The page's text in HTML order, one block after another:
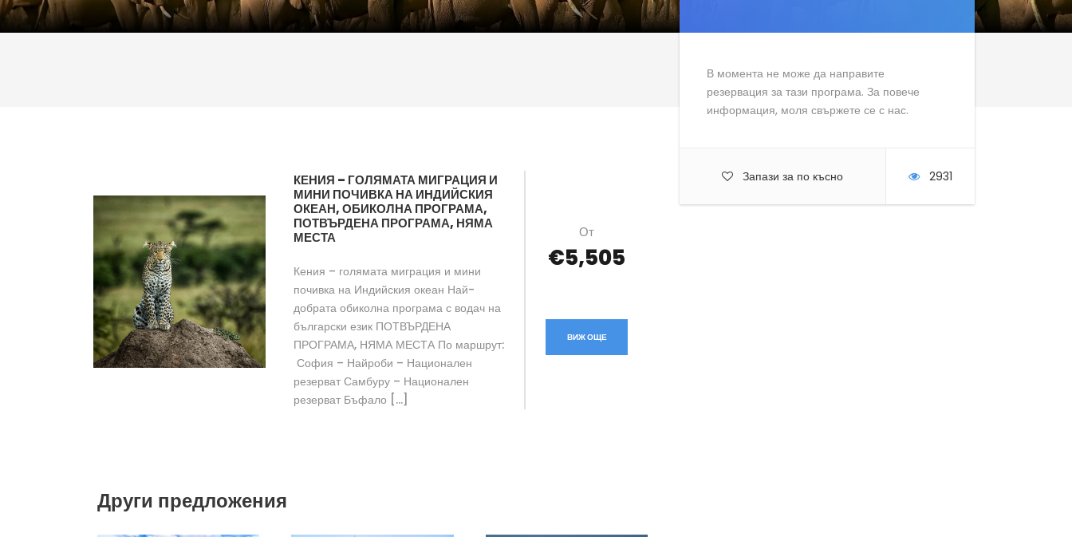
В момента не може да направите
резервация за тази програма. За повече
информация, моля свържете се с нас.
Запази за по късно 2931
КЕНИЯ – ГОЛЯМАТА МИГРАЦИЯ И
МИНИ ПОЧИВКА НА ИНДИЙСКИЯ
ОКЕАН, ОБИКОЛНА ПРОГРАМА,
ПОТВЪРДЕНА ПРОГРАМА, НЯМА
МЕСТА
Кения – голямата миграция и мини
почивка на Индийския океан Най-
добрата обиколна програма с водач на
български език ПОТВЪРДЕНА
ПРОГРАМА, НЯМА МЕСТА По маршрут:
София – Найроби – Национален
резерват Самбуру – Национален
резерват Бъфало […]
От
€5,505
ВИЖ ОЩЕ
Други предложения